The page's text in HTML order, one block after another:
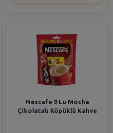
Nescafe 9 Lu Mocha
Çikolatalı Köpüklü Kahve